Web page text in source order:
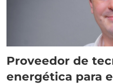
Proveedor de
energética para